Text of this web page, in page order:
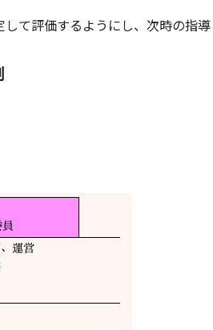
て評価するようにし、次時の指導